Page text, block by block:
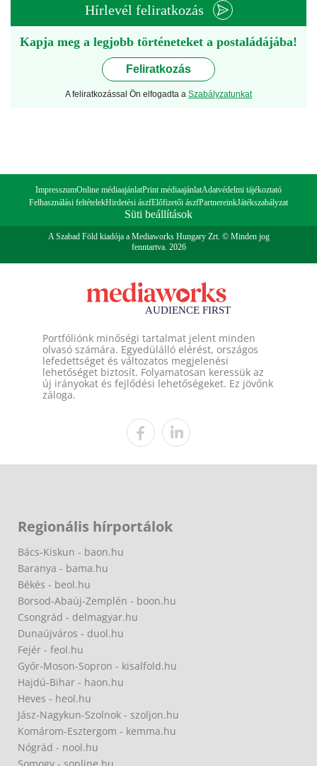
Hírlevél feliratkozás
Kapja meg a legjobb történeteket a postaládájába!
Feliratkozás
A feliratkozással Ön elfogadta a Szabályzatunkat
ImpresszumOnline médiaajánlatPrint médiaajánlatAdatvédelmi tájékoztató
Felhasználási feltételekHirdetési ászfElőfizetői ászfPartnereinkJátékszabályzat
Süti beállítások
A Szabad Föld kiadója a Mediaworks Hungary Zrt. © Minden jog
fenntartva. 2026
Portfóliónk minőségi tartalmat jelent minden
olvasó számára. Egyedülálló elérést, országos
lefedettséget és változatos megjelenési
lehetőséget biztosít. Folyamatosan keressük az
új irányokat és fejlődési lehetőségeket. Ez jövőnk
záloga.
Regionális hírportálok
Bács-Kiskun - baon.hu
Baranya - bama.hu
Békés - beol.hu
Borsod-Abaúj-Zemplén - boon.hu
Csongrád - delmagyar.hu
Dunaújváros - duol.hu
Fejér - feol.hu
Győr-Moson-Sopron - kisalfold.hu
Hajdú-Bihar - haon.hu
Heves - heol.hu
Jász-Nagykun-Szolnok - szoljon.hu
Komárom-Esztergom - kemma.hu
Nógrád - nool.hu